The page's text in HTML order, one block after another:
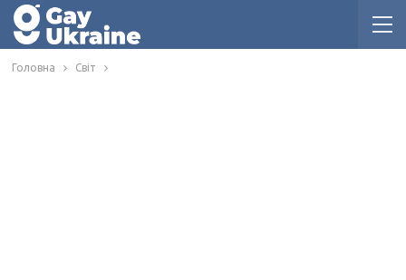
Головна Світ